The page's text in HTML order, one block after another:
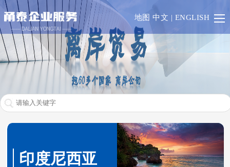
地图 中文 | ENGLISH
首
页
香
港
澳
印度尼西亚